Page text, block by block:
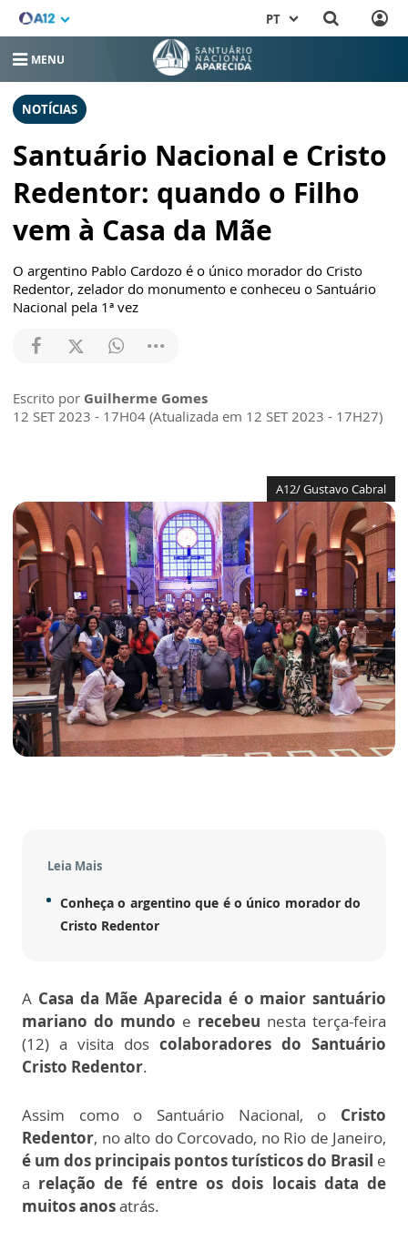
PT
MENU
NOTÍCIAS
Santuário Nacional e Cristo
Redentor: quando o Filho
vem à Casa da Mãe
O argentino Pablo Cardozo é o único morador do Cristo
Redentor, zelador do monumento e conheceu o Santuário
Nacional pela 1ª vez
Escrito por Guilherme Gomes
12 SET 2023 - 17H04 (Atualizada em 12 SET 2023 - 17H27)
A12/ Gustavo Cabral
Leia Mais
Conheça o argentino que é o único morador do
Cristo Redentor
A Casa da Mãe Aparecida é o maior santuário
mariano do mundo e recebeu nesta terça-feira
(12) a visita dos colaboradores do Santuário
Cristo Redentor.
Assim como o Santuário Nacional, o Cristo
Redentor, no alto do Corcovado, no Rio de Janeiro,
é um dos principais pontos turísticos do Brasil e
a relação de fé entre os dois locais data de
muitos anosatrás.